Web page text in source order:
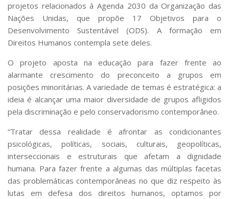
projetos relacionados à Agenda 2030 da Organização das
Nações Unidas, que propõe 17 Objetivos para o
Desenvolvimento Sustentável (ODS). A formação em
Direitos Humanos contempla sete deles.
O projeto aposta na educação para fazer frente ao
alarmante crescimento do preconceito a grupos em
posições minoritárias. A variedade de temas é estratégica: a
ideia é alcançar uma maior diversidade de grupos afligidos
pela discriminação e pelo conservadorismo contemporâneo.
“Tratar dessa realidade é afrontar as condicionantes
psicológicas, políticas, sociais, culturais, geopolíticas,
interseccionais e estruturais que afetam a dignidade
humana. Para fazer frente a algumas das múltiplas facetas
das problemáticas contemporâneas no que diz respeito às
lutas em defesa dos direitos humanos, optamos por